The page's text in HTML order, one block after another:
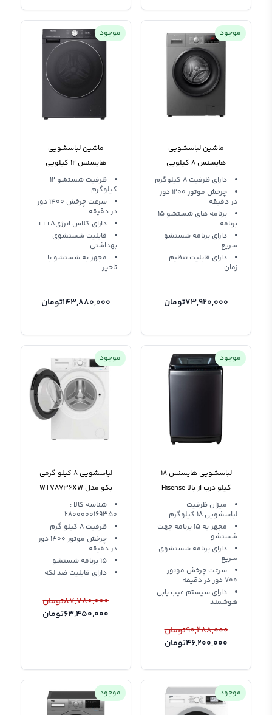
موجود
ماشین لباسشویی
هایسنس 8 کیلویی
WFPV8012EMT
دارای ظرفیت 8 کیلوگرم
چرخش موتور 1200 دور
در دقیقه
برنامه های شستشو 15
برنامه
دارای برنامه شستشو
سریع
دارای قابلیت تنظیم
زمان
73,920,000تومان
موجود
ماشین لباسشویی
هایسنس 12 کیلویی
WD5S1245BBظرفیت شستشو 12
کیلوگرم
سرعت چرخش 1400 دور
در دقیقه
دارای کلاس انرژیA+++
قابلیت شستشوی
بهداشتی
مجهز به شستشو با
تاخیر
143,880,000تومان
موجود
لباسشویی هایسنس 18
کیلو درب از بالا Hisense
WTY1802
میزان ظرفیت
لباسشویی 18 کیلوگرم
مجهز به 15 برنامه جهت
شستشو
دارای برنامه شستشوی
سریع
سرعت چرخش موتور
۷۰۰ دور در دقیقه
دارای سیستم عیب یابی
هوشمند
46,200,000تومان
90,288,000تومان
موجود
لباسشویی 8 کیلو گرمی
بکو مدل WTV8736XW
Beko
شناسه کالا :
2800000169350
ظرفیت 8 کیلو گرم
چرخش موتور 1400 دور
در دقیقه
15 برنامه شستشو
دارای قابلیت ضد لکه
63,450,000تومان
87,780,000تومان
موجود موجود